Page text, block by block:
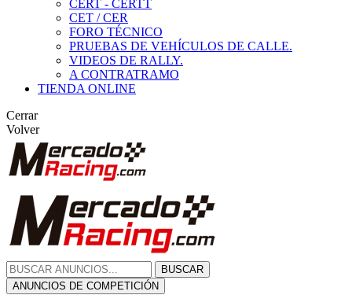
CERT - CERTT
CET / CER
FORO TÉCNICO
PRUEBAS DE VEHÍCULOS DE CALLE.
VIDEOS DE RALLY.
A CONTRATRAMO
TIENDA ONLINE
Cerrar
Volver
BUSCAR
ANUNCIOS DE COMPETICIÓN